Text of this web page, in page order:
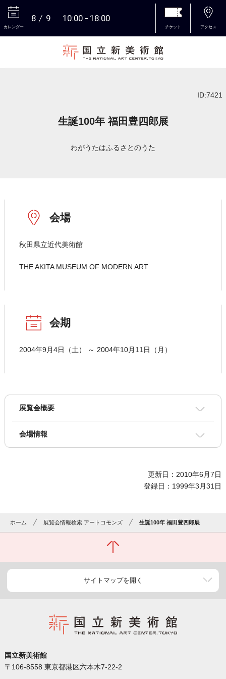
カレンダー
8 9 10:00 18:00
チケット アクセス
ID:7421
生誕100年 福田豊四郎展
わがうたはふるさとのうた
会場
秋田県立近代美術館
THE AKITA MUSEUM OF MODERN ART
会期
2004年9月4日（土） ～ 2004年10月11日（月）
展覧会概要
会場情報
更新日：2010年6月7日
登録日：1999年3月31日
ホーム 展覧会情報検索 アートコモンズ 生誕100年 福田豊四郎展
サイトマップを開く
国立新美術館
〒106-8558 東京都港区六本木7-22-2